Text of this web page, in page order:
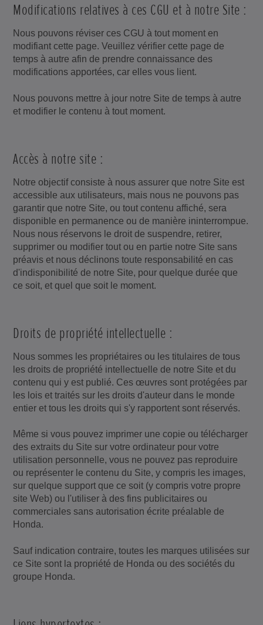
Modifications relatives à ces CGU et à notre Site :
Nous pouvons réviser ces CGU à tout moment en
modifiant cette page. Veuillez vérifier cette page de
temps à autre afin de prendre connaissance des
modifications apportées, car elles vous lient.
Nous pouvons mettre à jour notre Site de temps à autre
et modifier le contenu à tout moment.
Accès à notre site :
Notre objectif consiste à nous assurer que notre Site est
accessible aux utilisateurs, mais nous ne pouvons pas
garantir que notre Site, ou tout contenu affiché, sera
disponible en permanence ou de manière ininterrompue.
Nous nous réservons le droit de suspendre, retirer,
supprimer ou modifier tout ou en partie notre Site sans
préavis et nous déclinons toute responsabilité en cas
d'indisponibilité de notre Site, pour quelque durée que
ce soit, et quel que soit le moment.
Droits de propriété intellectuelle :
Nous sommes les propriétaires ou les titulaires de tous
les droits de propriété intellectuelle de notre Site et du
contenu qui y est publié. Ces œuvres sont protégées par
les lois et traités sur les droits d'auteur dans le monde
entier et tous les droits qui s'y rapportent sont réservés.
Même si vous pouvez imprimer une copie ou télécharger
des extraits du Site sur votre ordinateur pour votre
utilisation personnelle, vous ne pouvez pas reproduire
ou représenter le contenu du Site, y compris les images,
sur quelque support que ce soit (y compris votre propre
site Web) ou l'utiliser à des fins publicitaires ou
commerciales sans autorisation écrite préalable de
Honda.
Sauf indication contraire, toutes les marques utilisées sur
ce Site sont la propriété de Honda ou des sociétés du
groupe Honda.